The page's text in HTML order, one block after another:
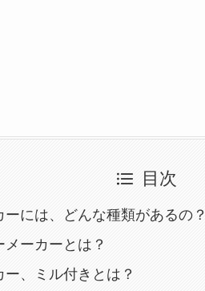
目次
には、どんな種類があるの？
ーカーとは？
、ミル付きとは？